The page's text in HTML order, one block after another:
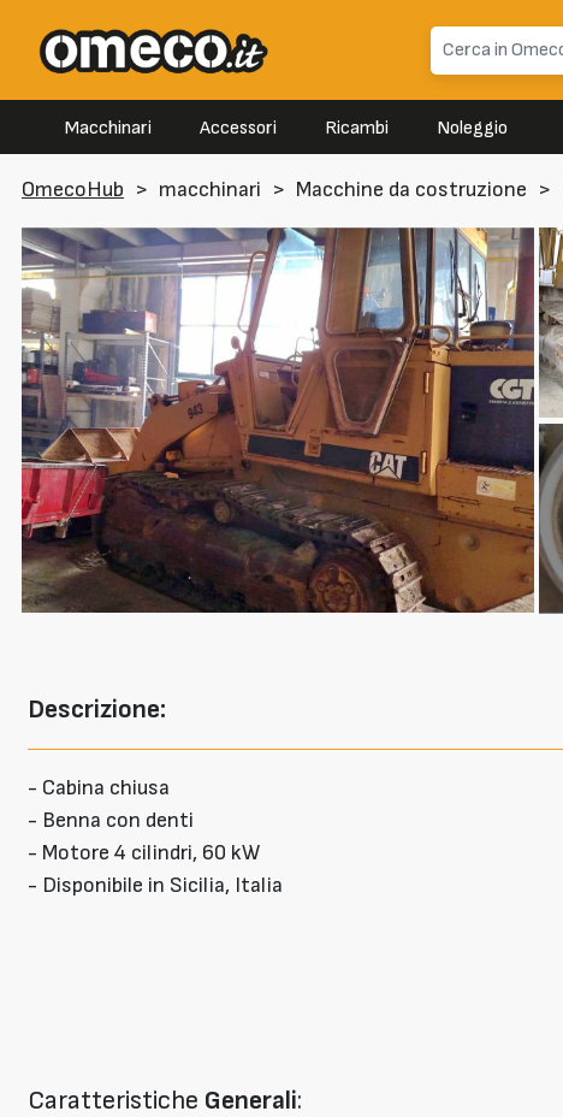
Macchinari Accessori Ricambi Noleggio
OmecoHub > macchinari > Macchine da costruzione >
Descrizione:
- Cabina chiusa
- Benna con denti
- Motore 4 cilindri, 60 kW
- Disponibile in Sicilia, Italia
Caratteristiche Generali: